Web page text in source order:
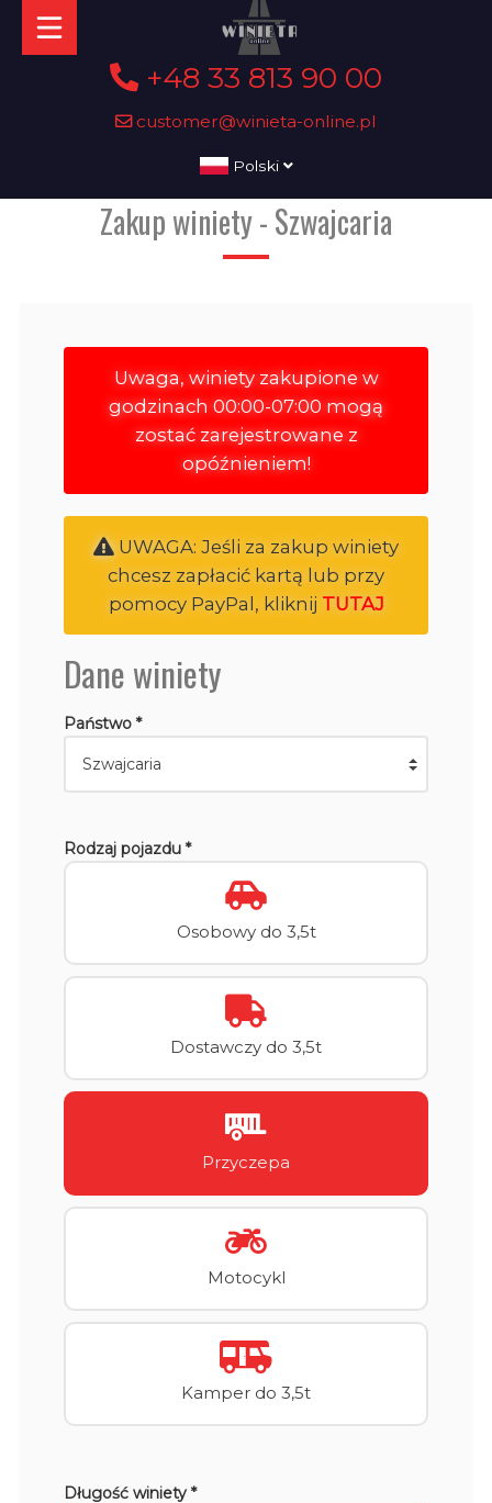
+48 33 813 90 00
customer@winieta-online.pl
Polski
Zakup winiety - Szwajcaria
Uwaga, winiety zakupione w
godzinach 00:00-07:00 mogą
zostać zarejestrowane z
opóźnieniem!
UWAGA: Jeśli za zakup winiety
chcesz zapłacić kartą lub przy
pomocy PayPal, kliknij TUTAJ
Dane winiety
Państwo *
Rodzaj pojazdu *
Osobowy do 3,5t
Dostawczy do 3,5t
Przyczepa
Motocykl
Kamper do 3,5t
Długość winiety *